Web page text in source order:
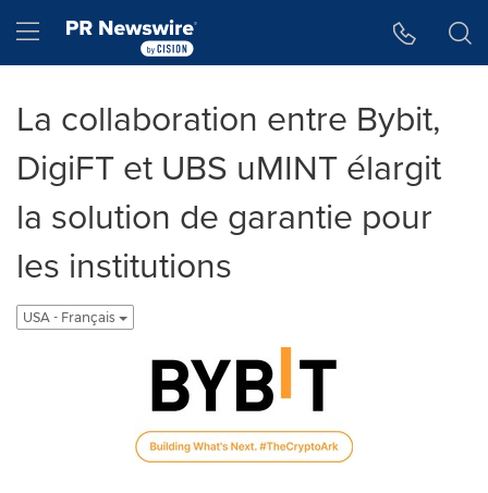
Hamburger menu
La collaboration entre Bybit,
DigiFT et UBS uMINT élargit
la solution de garantie pour
les institutions
USA - Français